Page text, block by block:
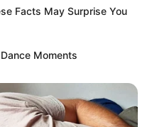
Facts May Surprise You
Moments